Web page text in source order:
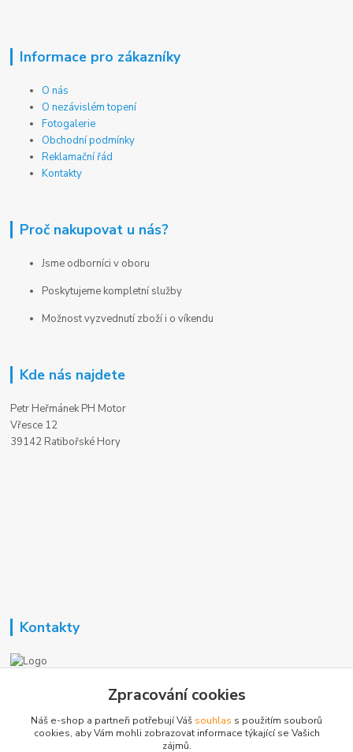
Informace pro zákazníky
O nás
O nezávislém topení
Fotogalerie
Obchodní podmínky
Reklamační řád
Kontakty
Proč nakupovat u nás?
Jsme odborníci v oboru
Poskytujeme kompletní služby
Možnost vyzvednutí zboží i o víkendu
Kde nás najdete
Petr Heřmánek PH Motor
Vřesce 12
39142 Ratibořské Hory
Kontakty
+420 723 362 738
Zpracování cookies
Náš e-shop a partneři potřebují Váš souhlas s použitím souborů
cookies, aby Vám mohli zobrazovat informace týkající se Vašich
zájmů.